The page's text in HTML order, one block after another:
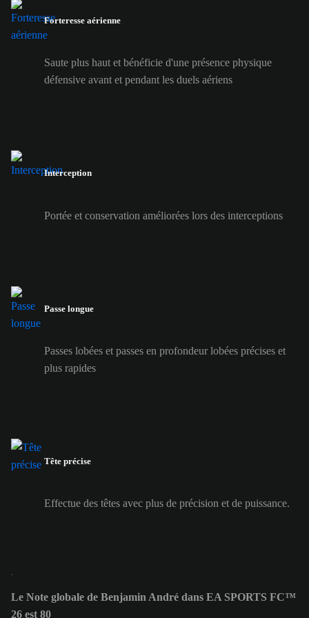
Forteresse aérienne
Saute plus haut et bénéficie d'une présence physique
défensive avant et pendant les duels aériens
Interception
Portée et conservation améliorées lors des interceptions
Passe longue
Passes lobées et passes en profondeur lobées précises et
plus rapides
Tête précise
Effectue des têtes avec plus de précision et de puissance.
Le Note globale de Benjamin André dans EA SPORTS FC™
26 est 80